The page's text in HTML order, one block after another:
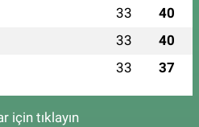
33 40
33 40
33 37
için tıklayın